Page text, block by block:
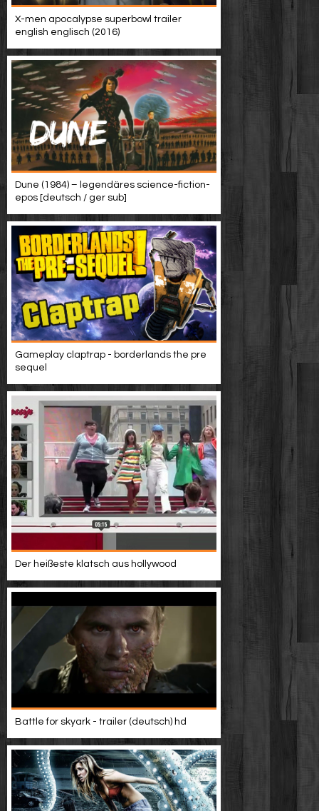
X-men apocalypse superbowl trailer
english englisch (2016)
Dune (1984) – legendäres science-fiction-
epos [deutsch / ger sub]
Gameplay claptrap - borderlands the pre
sequel
Der heißeste klatsch aus hollywood
Battle for skyark - trailer (deutsch) hd